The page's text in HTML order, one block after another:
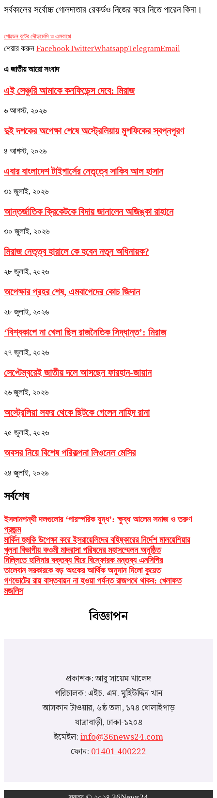
সর্বকালের সর্বোচ্চ গোলদাতার রেকর্ডও নিজের করে নিতে পারেন কিনা।
গোল্ডেন বুটের দৌড়মেসি ও এমবাপ্পে
শেয়ার করুন FacebookTwitterWhatsappTelegramEmail
এ জাতীয় আরো সংবাদ
এই সেঞ্চুরি আমাকে কনফিডেন্স দেবে: মিরাজ
৬ আগস্ট, ২০২৬
দুই দশকের অপেক্ষা শেষে অস্ট্রেলিয়ায় মুশফিকের স্বপ্নপূরণ
৪ আগস্ট, ২০২৬
এবার বাংলাদেশ টাইগার্সের নেতৃত্বে সাকিব আল হাসান
৩১ জুলাই, ২০২৬
আন্তর্জাতিক ক্রিকেটকে বিদায় জানালেন অজিঙ্কা রাহানে
৩০ জুলাই, ২০২৬
মিরাজ নেতৃত্ব হারালে কে হবেন নতুন অধিনায়ক?
২৮ জুলাই, ২০২৬
অপেক্ষার প্রহর শেষ, এমবাপেদের কোচ জিদান
২৮ জুলাই, ২০২৬
‘বিশ্বকাপে না খেলা ছিল রাজনৈতিক সিদ্ধান্ত’: মিরাজ
২৭ জুলাই, ২০২৬
সেপ্টেম্বরেই জাতীয় দলে আসছেন ফারহান-জায়ান
২৬ জুলাই, ২০২৬
অস্ট্রেলিয়া সফর থেকে ছিটকে গেলেন নাহিদ রানা
২৫ জুলাই, ২০২৬
অবসর নিয়ে বিশেষ পরিকল্পনা লিওনেল মেসির
২৪ জুলাই, ২০২৬
সর্বশেষ
ইসলামপন্থী দলগুলোর ‘পারস্পরিক যুদ্ধ’: ক্ষুব্ধ আলেম সমাজ ও তরুণ
প্রজন্ম
মার্কিন হুমকি উপেক্ষা করে ইসরায়েলিদের বহিষ্কারের নির্দেশ মালয়েশিয়ার
খুলনা বিভাগীয় কওমী মাদরাসা পরিষদের মহাসম্মেলন অনুষ্ঠিত
দিল্লিতে হাসিনার বক্তব্য ঘিরে বিস্ফোরক মন্তব্য এনসিপির
তালেবান সরকারকে বড় অংকের আর্থিক অনুদান দিলো কুয়েত
গণভোটের রায় বাস্তবায়ন না হওয়া পর্যন্ত রাজপথে থাকব: খেলাফত
মজলিস
বিজ্ঞাপন
প্রকাশক: আবু সায়েম খালেদ
পরিচালক: এইচ. এম. মুহিউদ্দিন খান
আসকান টাওয়ার, ৬ষ্ঠ তলা, ১৭৪ ধোলাইপাড়
যাত্রাবাড়ী, ঢাকা-১২০৪
ইমেইল:info@36news24.com
ফোন:01401 400222